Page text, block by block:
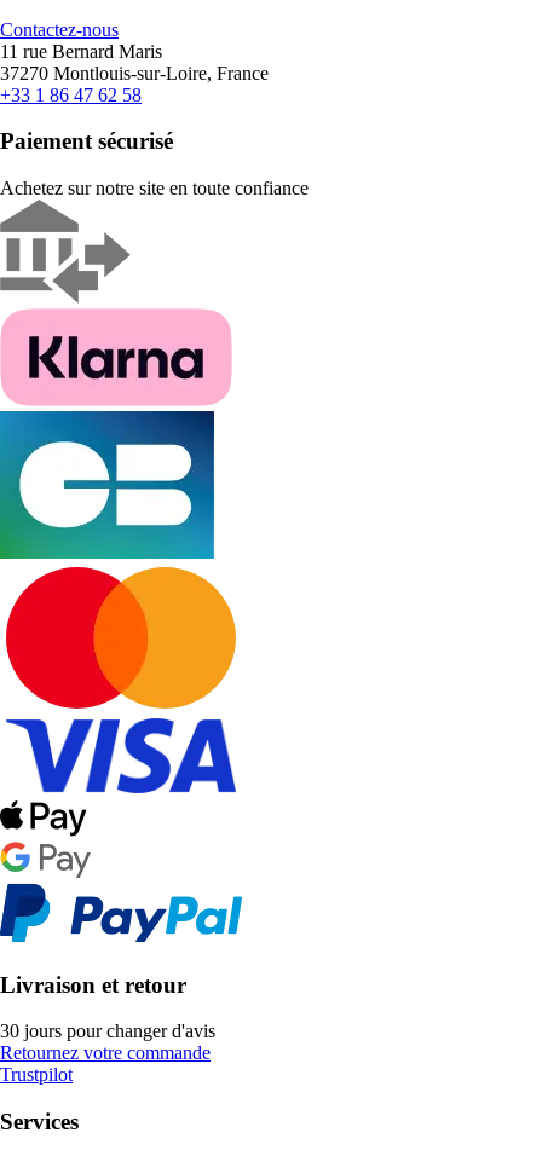
Contactez-nous
11 rue Bernard Maris
37270 Montlouis-sur-Loire, France
+33 1 86 47 62 58
Paiement sécurisé
Achetez sur notre site en toute confiance
Livraison et retour
30 jours pour changer d'avis
Retournez votre commande
Trustpilot
Services